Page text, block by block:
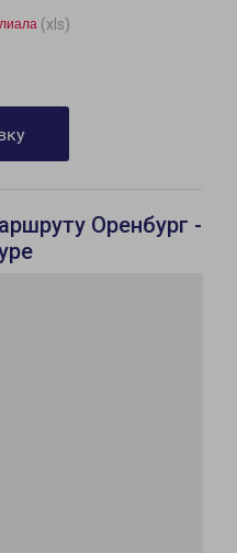
(xls)
Оренбург -